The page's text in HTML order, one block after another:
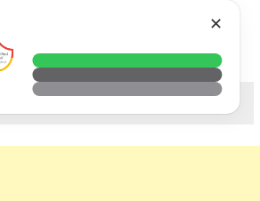
科技. 生活. 攝影.
✕